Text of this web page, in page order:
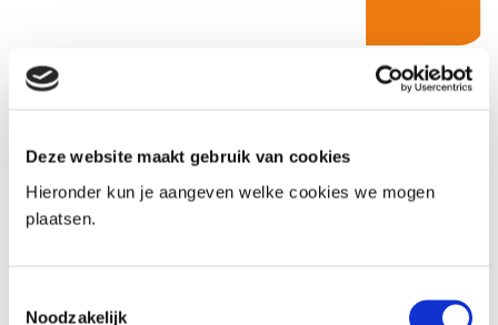
Deze website maakt gebruik van cookies
Hieronder kun je aangeven welke cookies we mogen
plaatsen.
Noodzakelijk
Privacy in het sociaal domein:
In deze publicatie is een aantal veelgestelde vragen
antwoorden op vragen rondom